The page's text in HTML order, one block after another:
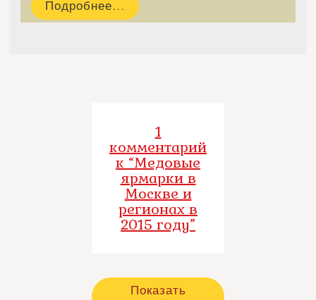
Подробнее...
1
комментарий
к “Медовые
ярмарки в
Москве и
регионах в
2015 году”
Показать